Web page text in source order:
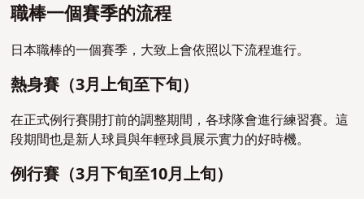
職棒一個賽季的流程
日本職棒的一個賽季，大致上會依照以下流程進行。
熱身賽（3月上旬至下旬）
在正式例行賽開打前的調整期間，各球隊會進行練習賽。這
段期間也是新人球員與年輕球員展示實力的好時機。
例行賽（3月下旬至10月上旬）